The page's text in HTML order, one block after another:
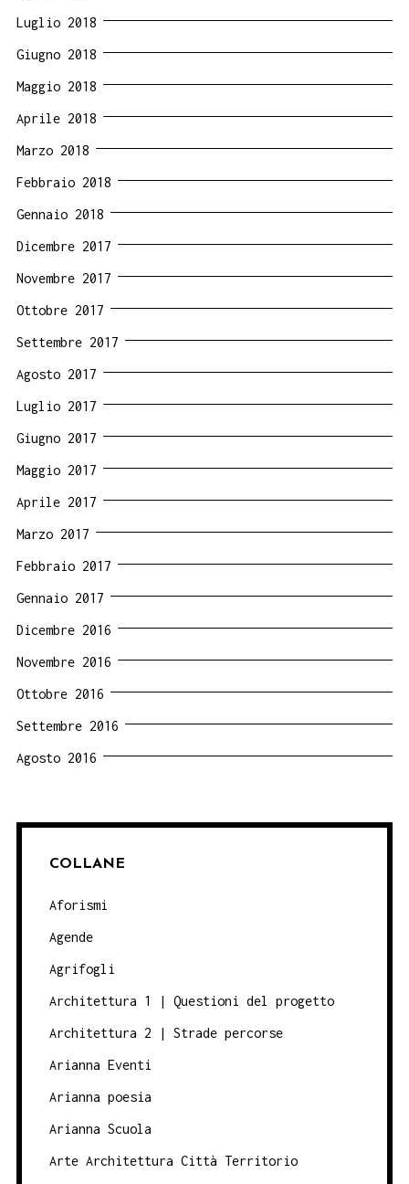
Luglio 2018
Giugno 2018
Maggio 2018
Aprile 2018
Marzo 2018
Febbraio 2018
Gennaio 2018
Dicembre 2017
Novembre 2017
Ottobre 2017
Settembre 2017
Agosto 2017
Luglio 2017
Giugno 2017
Maggio 2017
Aprile 2017
Marzo 2017
Febbraio 2017
Gennaio 2017
Dicembre 2016
Novembre 2016
Ottobre 2016
Settembre 2016
Agosto 2016
COLLANE
Aforismi
Agende
Agrifogli
Architettura 1 | Questioni del progetto
Architettura 2 | Strade percorse
Arianna Eventi
Arianna poesia
Arianna Scuola
Arte Architettura Città Territorio